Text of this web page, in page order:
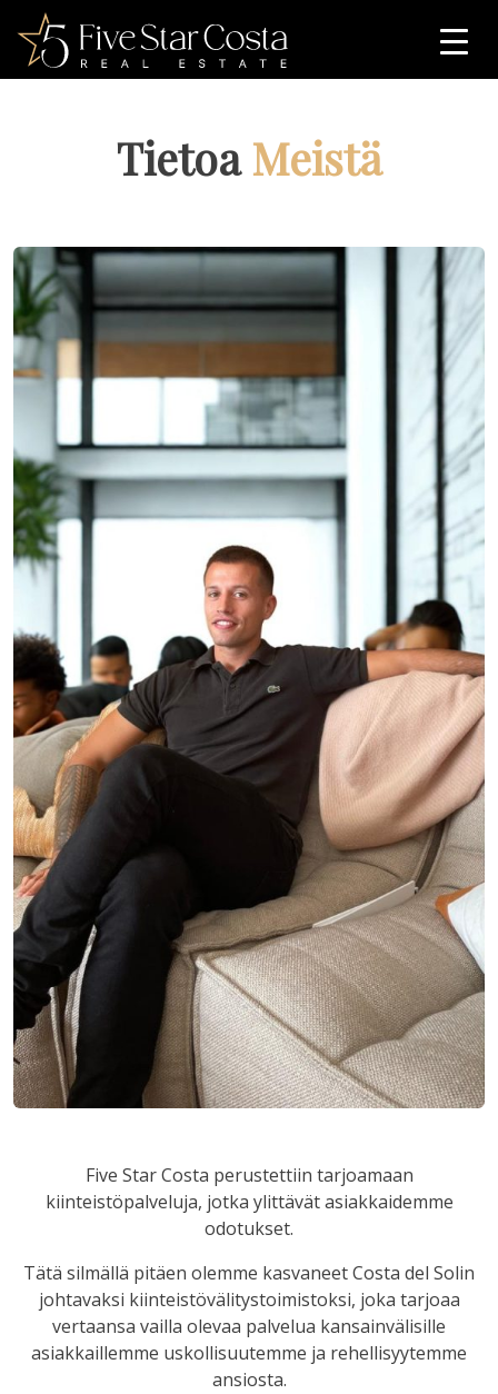
TietoaMeistä
Five Star Costa perustettiin tarjoamaan
kiinteistöpalveluja, jotka ylittävät asiakkaidemme
odotukset.
Tätä silmällä pitäen olemme kasvaneet Costa del Solin
johtavaksi kiinteistövälitystoimistoksi, joka tarjoaa
vertaansa vailla olevaa palvelua kansainvälisille
asiakkaillemme uskollisuutemme ja rehellisyytemme
ansiosta.